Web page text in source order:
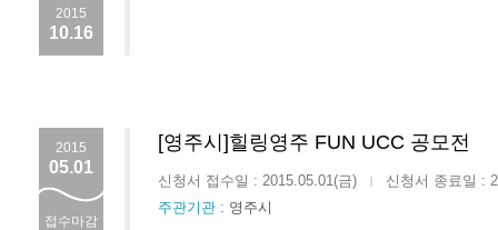
2015
10.16
2015
05.01
접수마감
[영주시]힐링영주 FUN UCC 공모전
신청서 접수일 : 2015.05.01(금) |
신청서 종료일 :
주관기관 : 영주시